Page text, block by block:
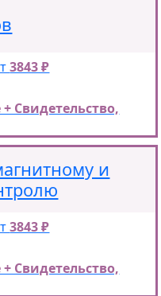
3843 ₽
Свидетельство,
и
3843 ₽
Свидетельство,